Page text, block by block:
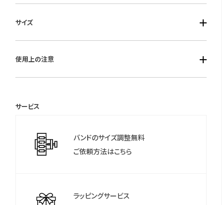
■風防素材：ハードレックス
■ベルト素材：皮革（カーフ）
サイズ
■重さ：16.0 g
■ベルト最大：165ｍｍ
使用上の注意
＊保証書について
サービス
バンドのサイズ調整無料
ご依頼方法はこちら
ラッピングサービス